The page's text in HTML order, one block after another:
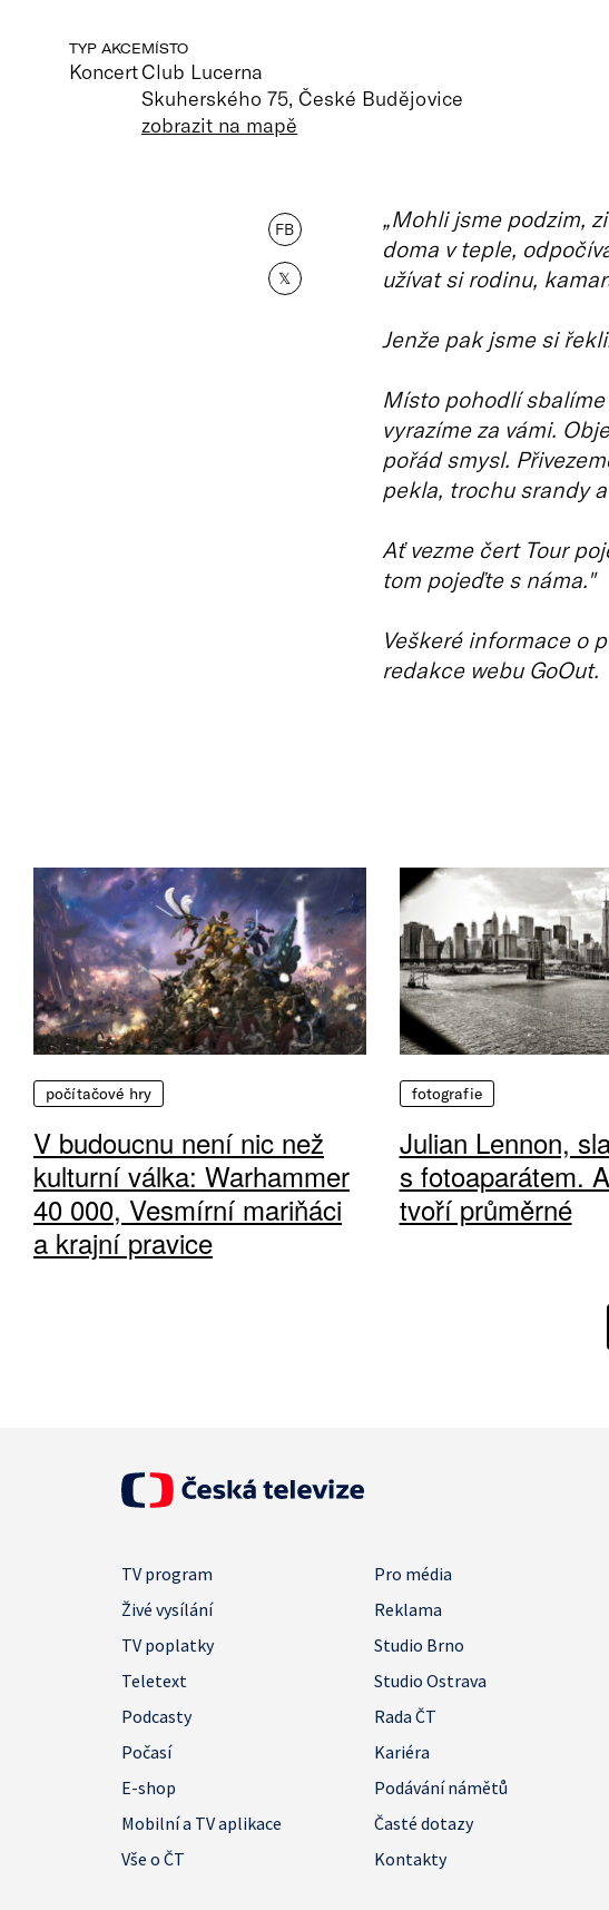
TYP AKCE
Koncert
MÍSTO
Club Lucerna
Skuherského 75, České Budějovice
zobrazit na mapě
FB
𝕏
„Mohli jsme podzim,
doma v teple,
užívat si rodinu,
Jenže pak jsme si
Místo pohodlí
vyrazíme za vámi.
pořád smysl.
pekla, trochu srandy
Ať vezme čert Tour
tom pojeďte s náma."
Veškeré informace o
redakce webu GoOut.
počítačové hry
V budoucnu není nic než
kulturní válka: Warhammer
40 000, Vesmírní mariňáci
a krajní pravice
fotografie
Julian Lennon,
s fotoaparátem.
tvoří průměrné
TV program
Pro média
Živé vysílání
Reklama
TV poplatky
Studio Brno
Teletext
Studio Ostrava
Podcasty
Rada ČT
Počasí
Kariéra
E-shop
Podávání námětů
Mobilní a TV aplikace
Časté dotazy
Vše o ČT
Kontakty